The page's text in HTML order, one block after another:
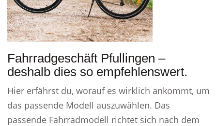
Fahrradgeschäft Pfullingen –
deshalb dies so empfehlenswert.
Hier erfährst du, worauf es wirklich ankommt, um
das passende Modell auszuwählen. Das
passende Fahrradmodell richtet sich nach dem